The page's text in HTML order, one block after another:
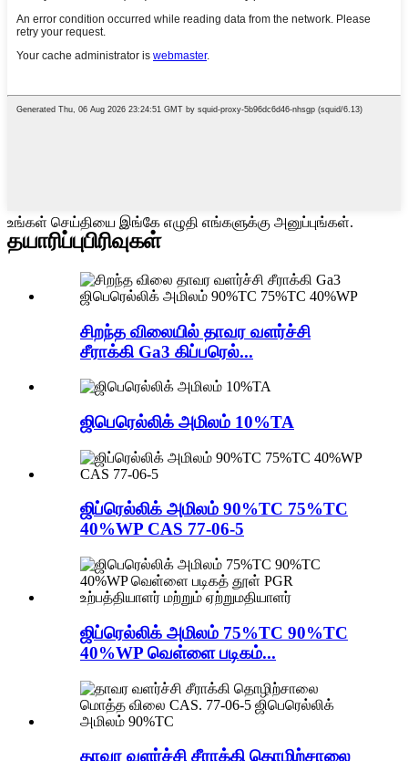
உங்கள் செய்தியை இங்கே எழுதி எங்களுக்கு அனுப்புங்கள்.
தயாரிப்புபிரிவுகள்
சிறந்த விலையில் தாவர வளர்ச்சி
சீராக்கி Ga3 கிப்பரெல்...
ஜிபெரெல்லிக் அமிலம் 10%TA
ஜிப்ரெல்லிக் அமிலம் 90%TC 75%TC
40%WP CAS 77-06-5
ஜிப்ரெல்லிக் அமிலம் 75%TC 90%TC
40%WP வெள்ளை படிகம்...
தாவர வளர்ச்சி சீராக்கி தொழிற்சாலை